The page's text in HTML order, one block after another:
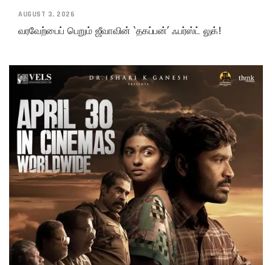
AUGUST 3, 2026
வரவேற்பைப் பெறும் ஜீவாவின் ‘தகப்பன்’ ஃபர்ஸ்ட் லுக்!